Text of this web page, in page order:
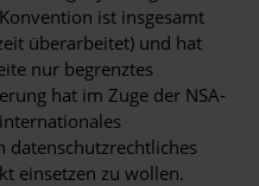
ist insgesamt
überarbeitet) und hat
nur begrenztes
hat im Zuge der NSA-
datenschutzrechtliches
einsetzen zu wollen.